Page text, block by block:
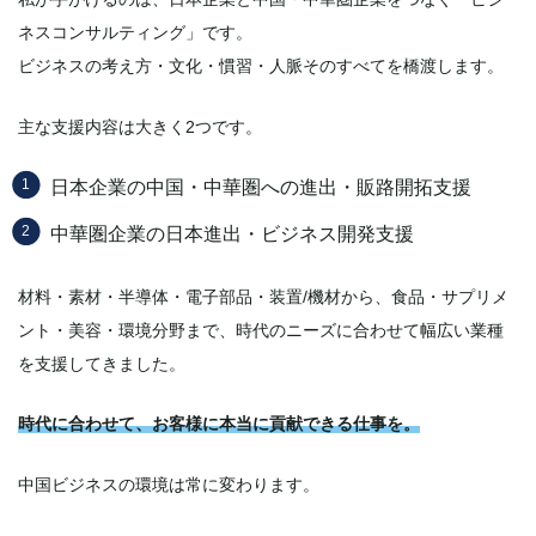
ネスコンサルティング」です。
ビジネスの考え方・文化・慣習・人脈そのすべてを橋渡します。
主な支援内容は大きく2つです。
日本企業の中国・中華圏への進出・販路開拓支援
中華圏企業の日本進出・ビジネス開発支援
材料・素材・半導体・電子部品・装置/機材から、食品・サプリメ
ント・美容・環境分野まで、時代のニーズに合わせて幅広い業種
を支援してきました。
時代に合わせて、お客様に本当に貢献できる仕事を。
中国ビジネスの環境は常に変わります。